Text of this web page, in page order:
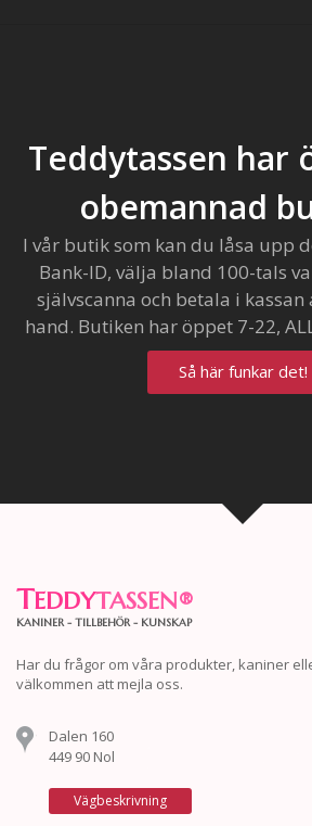
Teddytassen har
obemannad
I vår butik som kan du låsa upp
Bank-ID, välja bland 100-tals
självscanna och betala i kassan
hand. Butiken har öppet 7-22,
Så här funkar det!
TEDDYTASSEN®
KANINER - TILLBEHÖR - KUNSKAP
Har du frågor om våra produkter, kaniner
välkommen att mejla oss.
Dalen 160
449 90 Nol
Vägbeskrivning